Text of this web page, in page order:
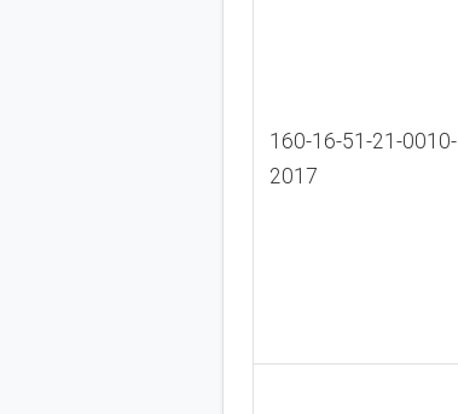
160-16-51-21-0010-
2017